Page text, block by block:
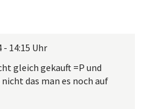
- 14:15 Uhr
gleich gekauft =P und
das man es noch auf